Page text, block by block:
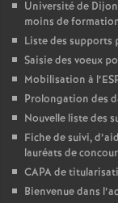
Université de
moins de
Liste des supports
Saisie des voeux
Mobilisation à
Prolongation des
Nouvelle liste des
Fiche de suivi,
lauréats de
CAPA de
Bienvenue dans